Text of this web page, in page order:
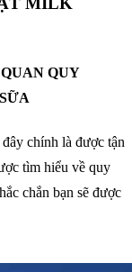
QUY
chính là được tận
tìm hiểu về quy
chắn bạn sẽ được